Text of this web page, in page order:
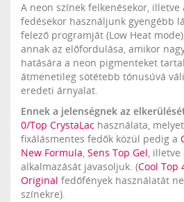
A neon színek felkenésekor, illetve
fedésekor használjunk gyengébb
felező programját (Low Heat
annak az előfordulása, amikor
hatására a neon pigmenteket
átmenetileg sötétebb tónusúvá
eredeti árnyalat.
Ennek a jelenségnek az
0/Top CrystaLac használata,
fixálásmentes fedők közül pedig a
New Formula, Sens Top Gel, illetve
alkalmazását javasoljuk. (Cool Top
Original fedőfények használatát
színekre).